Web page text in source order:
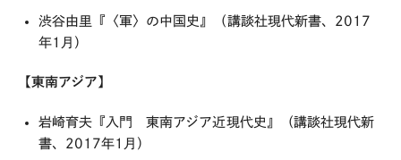
渋谷由里『〈軍〉の中国史』（講談社現代新書、2017
年1月）
【東南アジア】
岩崎育夫『入門 東南アジア近現代史』（講談社現代新
書、2017年1月）